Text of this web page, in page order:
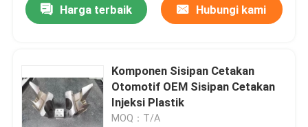
Harga terbaik Hubungi kami
Komponen Sisipan Cetakan
Otomotif OEM Sisipan Cetakan
Injeksi Plastik
MOQ：T/A